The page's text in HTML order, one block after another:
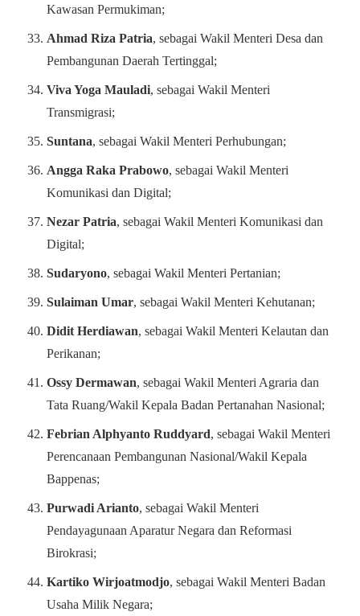
Kawasan Permukiman;
Ahmad Riza Patria, sebagai Wakil Menteri Desa dan
Pembangunan Daerah Tertinggal;
Viva Yoga Mauladi, sebagai Wakil Menteri
Transmigrasi;
Suntana, sebagai Wakil Menteri Perhubungan;
Angga Raka Prabowo, sebagai Wakil Menteri
Komunikasi dan Digital;
Nezar Patria, sebagai Wakil Menteri Komunikasi dan
Digital;
Sudaryono, sebagai Wakil Menteri Pertanian;
Sulaiman Umar, sebagai Wakil Menteri Kehutanan;
Didit Herdiawan, sebagai Wakil Menteri Kelautan dan
Perikanan;
Ossy Dermawan, sebagai Wakil Menteri Agraria dan
Tata Ruang/Wakil Kepala Badan Pertanahan Nasional;
Febrian Alphyanto Ruddyard, sebagai Wakil Menteri
Perencanaan Pembangunan Nasional/Wakil Kepala
Bappenas;
Purwadi Arianto, sebagai Wakil Menteri
Pendayagunaan Aparatur Negara dan Reformasi
Birokrasi;
Kartiko Wirjoatmodjo, sebagai Wakil Menteri Badan
Usaha Milik Negara;